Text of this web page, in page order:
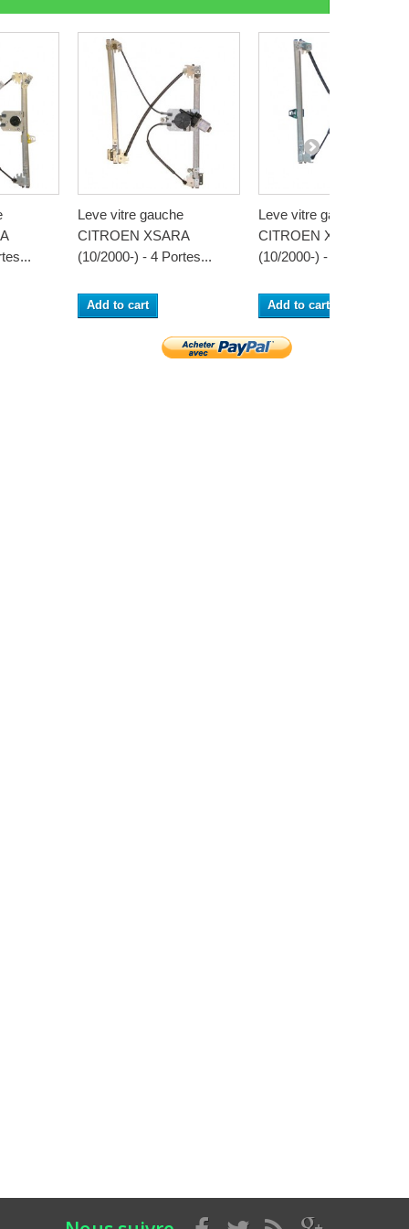
Leve vitre gauche
CITROEN XSARA
(10/2000-) - 4 Portes...
Add to cart
Leve vitre gauche
CITROEN XSARA
(10/2000-) - 4 Portes...
Add to cart